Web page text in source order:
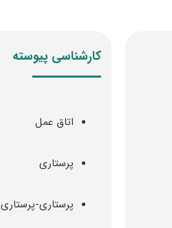
کارشناسی پیوسته
اتاق عمل
پرستاری
پرستاری-پرستاری